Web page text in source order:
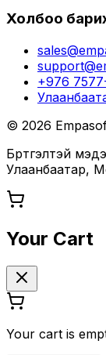
Холбоо
+976
© 2026
Бүртгэлтэй
Улаанбаатар,
Your Cart
Your cart is